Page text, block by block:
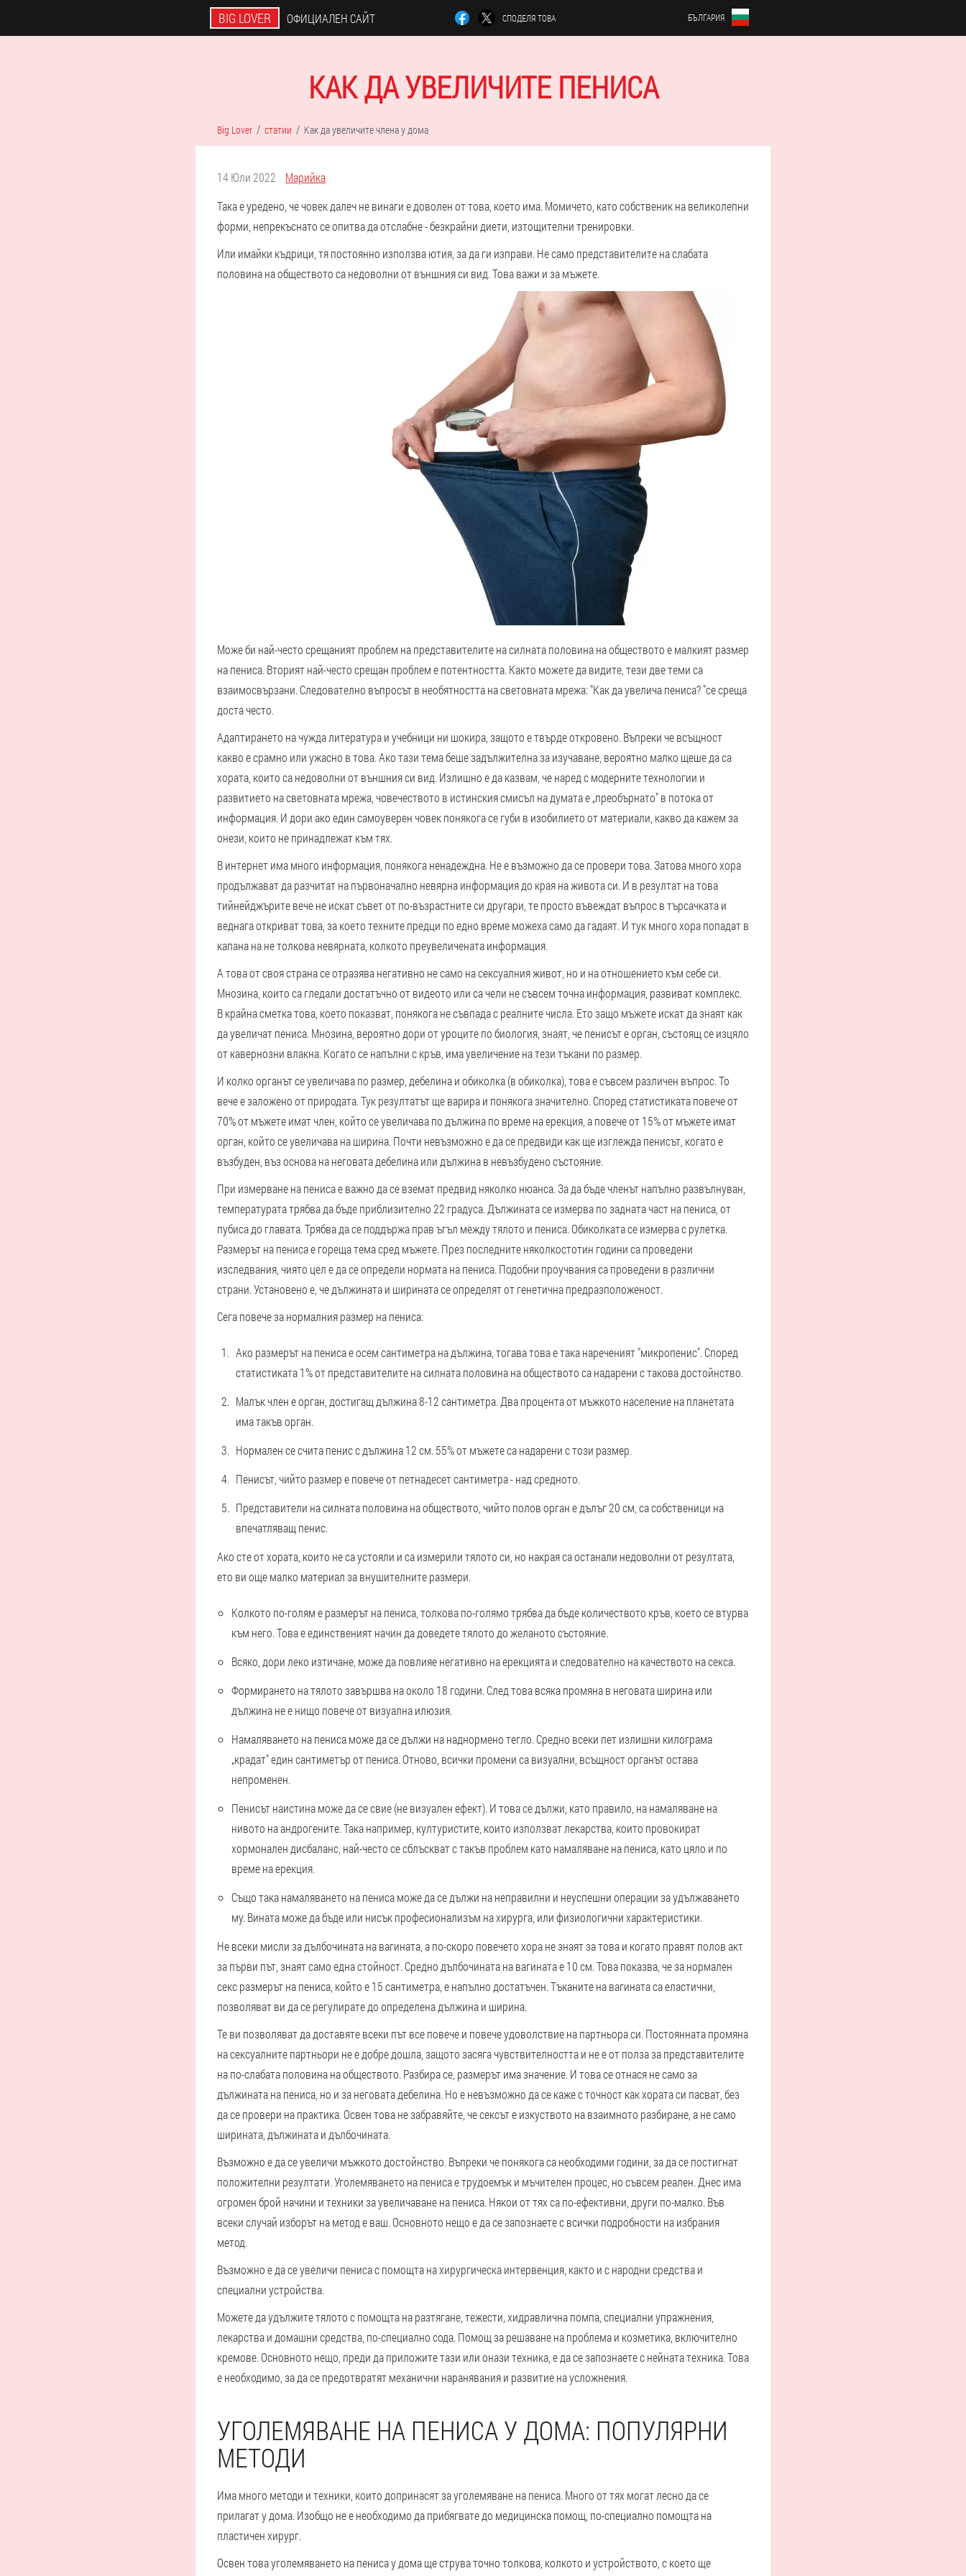
BIG LOVER ОФИЦИАЛЕН САЙТ СПОДЕЛЯ ТОВА БЪЛГАРИЯ
КАК ДА УВЕЛИЧИТЕ ПЕНИСА
Big Lover статии Как да увеличите члена у дома
14 Юли 2022
Марийка
Така е уредено, че човек далеч не винаги е доволен от това, което има. Момичето, като собственик на великолепни
форми, непрекъснато се опитва да отслабне - безкрайни диети, изтощителни тренировки.
Или имайки къдрици, тя постоянно използва ютия, за да ги изправи. Не само представителите на слабата
половина на обществото са недоволни от външния си вид. Това важи и за мъжете.
Може би най-често срещаният проблем на представителите на силната половина на обществото е малкият размер
на пениса. Вторият най-често срещан проблем е потентността. Както можете да видите, тези две теми са
взаимосвързани. Следователно въпросът в необятността на световната мрежа: "Как да увелича пениса? "се среща
доста често.
Адаптирането на чужда литература и учебници ни шокира, защото е твърде откровено. Въпреки че всъщност
какво е срамно или ужасно в това. Ако тази тема беше задължителна за изучаване, вероятно малко щеше да са
хората, които са недоволни от външния си вид. Излишно е да казвам, че наред с модерните технологии и
развитието на световната мрежа, човечеството в истинския смисъл на думата е „преобърнато" в потока от
информация. И дори ако един самоуверен човек понякога се губи в изобилието от материали, какво да кажем за
онези, които не принадлежат към тях.
В интернет има много информация, понякога ненадеждна. Не е възможно да се провери това. Затова много хора
продължават да разчитат на първоначално невярна информация до края на живота си. И в резултат на това
тийнейджърите вече не искат съвет от по-възрастните си другари, те просто въвеждат въпрос в търсачката и
веднага откриват това, за което техните предци по едно време можеха само да гадаят. И тук много хора попадат в
капана на не толкова невярната, колкото преувеличената информация.
А това от своя страна се отразява негативно не само на сексуалния живот, но и на отношението към себе си.
Мнозина, които са гледали достатъчно от видеото или са чели не съвсем точна информация, развиват комплекс.
В крайна сметка това, което показват, понякога не съвпада с реалните числа. Ето защо мъжете искат да знаят как
да увеличат пениса. Мнозина, вероятно дори от уроците по биология, знаят, че пенисът е орган, състоящ се изцяло
от кавернозни влакна. Когато се напълни с кръв, има увеличение на тези тъкани по размер.
И колко органът се увеличава по размер, дебелина и обиколка (в обиколка), това е съвсем различен въпрос. То
вече е заложено от природата. Тук резултатът ще варира и понякога значително. Според статистиката повече от
70% от мъжете имат член, който се увеличава по дължина по време на ерекция, а повече от 15% от мъжете имат
орган, който се увеличава на ширина. Почти невъзможно е да се предвиди как ще изглежда пенисът, когато е
възбуден, въз основа на неговата дебелина или дължина в невъзбудено състояние.
При измерване на пениса е важно да се вземат предвид няколко нюанса. За да бъде членът напълно развълнуван,
температурата трябва да бъде приблизително 22 градуса. Дължината се измерва по задната част на пениса, от
пубиса до главата. Трябва да се поддържа прав ъгъл между тялото и пениса. Обиколката се измерва с рулетка.
Размерът на пениса е гореща тема сред мъжете. През последните няколкостотин години са проведени
изследвания, чиято цел е да се определи нормата на пениса. Подобни проучвания са проведени в различни
страни. Установено е, че дължината и ширината се определят от генетична предразположеност.
Сега повече за нормалния размер на пениса:
Ако размерът на пениса е осем сантиметра на дължина, тогава това е така нареченият "микропенис". Според
статистиката 1% от представителите на силната половина на обществото са надарени с такова достойнство.
Малък член е орган, достигащ дължина 8-12 сантиметра. Два процента от мъжкото население на планетата
има такъв орган.
Нормален се счита пенис с дължина 12 см. 55% от мъжете са надарени с този размер.
Пенисът, чийто размер е повече от петнадесет сантиметра - над средното.
Представители на силната половина на обществото, чийто полов орган е дълъг 20 см, са собственици на
впечатляващ пенис.
Ако сте от хората, които не са устояли и са измерили тялото си, но накрая са останали недоволни от резултата,
ето ви още малко материал за внушителните размери.
Колкото по-голям е размерът на пениса, толкова по-голямо трябва да бъде количеството кръв, което се втурва
към него. Това е единственият начин да доведете тялото до желаното състояние.
Всяко, дори леко изтичане, може да повлияе негативно на ерекцията и следователно на качеството на секса.
Формирането на тялото завършва на около 18 години. След това всяка промяна в неговата ширина или
дължина не е нищо повече от визуална илюзия.
Намаляването на пениса може да се дължи на наднормено тегло. Средно всеки пет излишни килограма
„крадат" един сантиметър от пениса. Отново, всички промени са визуални, всъщност органът остава
непроменен.
Пенисът наистина може да се свие (не визуален ефект). И това се дължи, като правило, на намаляване на
нивото на андрогените. Така например, културистите, които използват лекарства, които провокират
хормонален дисбаланс, най-често се сблъскват с такъв проблем като намаляване на пениса, като цяло и по
време на ерекция.
Също така намаляването на пениса може да се дължи на неправилни и неуспешни операции за удължаването
му. Вината може да бъде или нисък професионализъм на хирурга, или физиологични характеристики.
Не всеки мисли за дълбочината на вагината, а по-скоро повечето хора не знаят за това и когато правят полов акт
за първи път, знаят само една стойност. Средно дълбочината на вагината е 10 см. Това показва, че за нормален
секс размерът на пениса, който е 15 сантиметра, е напълно достатъчен. Тъканите на вагината са еластични,
позволяват ви да се регулирате до определена дължина и ширина.
Те ви позволяват да доставяте всеки път все повече и повече удоволствие на партньора си. Постоянната промяна
на сексуалните партньори не е добре дошла, защото засяга чувствителността и не е от полза за представителите
на по-слабата половина на обществото. Разбира се, размерът има значение. И това се отнася не само за
дължината на пениса, но и за неговата дебелина. Но е невъзможно да се каже с точност как хората си пасват, без
да се провери на практика. Освен това не забравяйте, че сексът е изкуството на взаимното разбиране, а не само
ширината, дължината и дълбочината.
Възможно е да се увеличи мъжкото достойнство. Въпреки че понякога са необходими години, за да се постигнат
положителни резултати. Уголемяването на пениса е трудоемък и мъчителен процес, но съвсем реален. Днес има
огромен брой начини и техники за увеличаване на пениса. Някои от тях са по-ефективни, други по-малко. Във
всеки случай изборът на метод е ваш. Основното нещо е да се запознаете с всички подробности на избрания
метод.
Възможно е да се увеличи пениса с помощта на хирургическа интервенция, както и с народни средства и
специални устройства.
Можете да удължите тялото с помощта на разтягане, тежести, хидравлична помпа, специални упражнения,
лекарства и домашни средства, по-специално сода. Помощ за решаване на проблема и козметика, включително
кремове. Основното нещо, преди да приложите тази или онази техника, е да се запознаете с нейната техника. Това
е необходимо, за да се предотвратят механични наранявания и развитие на усложнения.
УГОЛЕМЯВАНЕ НА ПЕНИСА У ДОМА: ПОПУЛЯРНИ
МЕТОДИ
Има много методи и техники, които допринасят за уголемяване на пениса. Много от тях могат лесно да се
прилагат у дома. Изобщо не е необходимо да прибягвате до медицинска помощ, по-специално помощта на
пластичен хирург.
Освен това уголемяването на пениса у дома ще струва точно толкова, колкото и устройството, с което ще